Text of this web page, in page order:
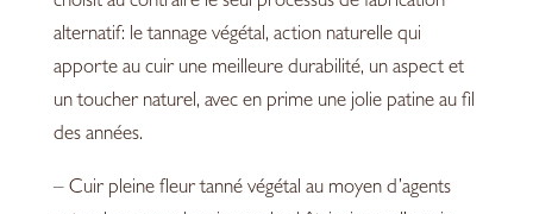
alternatif: le tannage végétal, action naturelle qui
apporte au cuir une meilleure durabilité, un aspect et
un toucher naturel, avec en prime une jolie patine au fil
des années.
– Cuir pleine fleur tanné végétal au moyen d’agents